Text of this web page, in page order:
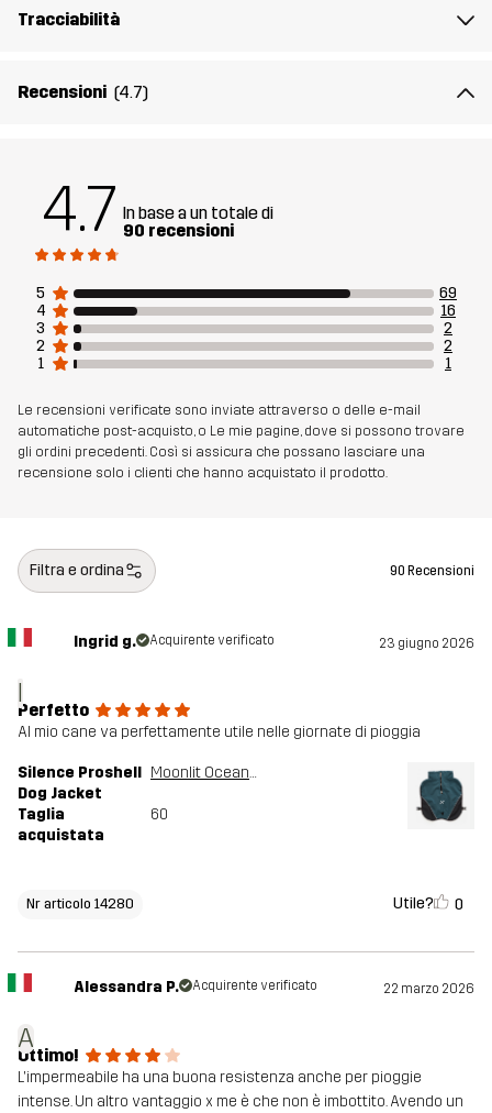
Peso
Tracciabilità
Recensioni (4.7)
4.7 In base a un totale di
90 recensioni
5
69
4
16
3
2
2
2
1
1
Le recensioni verificate sono inviate attraverso o delle e-mail
automatiche post-acquisto, o Le mie pagine, dove si possono trovare
gli ordini precedenti. Così si assicura che possano lasciare una
recensione solo i clienti che hanno acquistato il prodotto.
Filtra e ordina 90 Recensioni
I
Ingrid g. Acquirente verificato 23 giugno 2026
Perfetto
Al mio cane va perfettamente utile nelle giornate di pioggia
Silence Proshell
Dog Jacket
Moonlit Ocean/Dark Navy
Taglia
acquistata
60
Nr articolo 14280 Utile? 0
A
Alessandra P. Acquirente verificato 22 marzo 2026
Ottimo!
L'impermeabile ha una buona resistenza anche per pioggie
intense. Un altro vantaggio x me è che non è imbottito. Avendo un